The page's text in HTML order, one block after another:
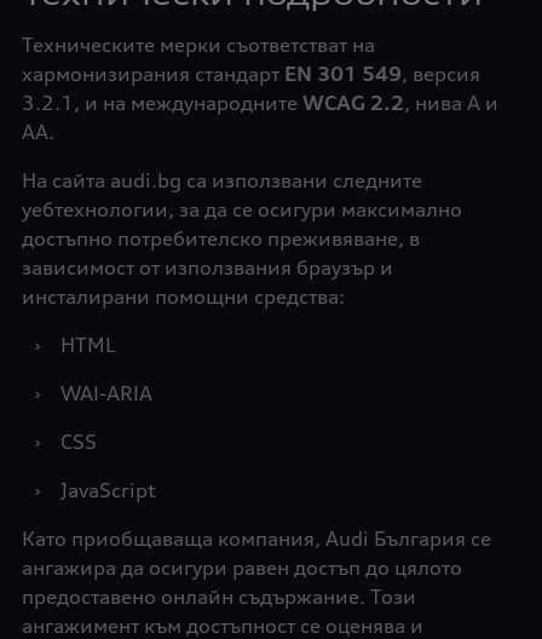
Техническите мерки съответстват на
хармонизирания стандарт EN 301 549, версия
3.2.1, и на международните WCAG 2.2, нива A и
AA.
На сайта audi.bg са използвани следните
уебтехнологии, за да се осигури максимално
достъпно потребителско преживяване, в
зависимост от използвания браузър и
инсталирани помощни средства:
›
HTML
›
WAI-ARIA
›
CSS
›
JavaScript
Като приобщаваща компания, Audi България се
ангажира да осигури равен достъп до цялото
предоставено онлайн съдържание. Този
ангажимент към достъпност се оценява и